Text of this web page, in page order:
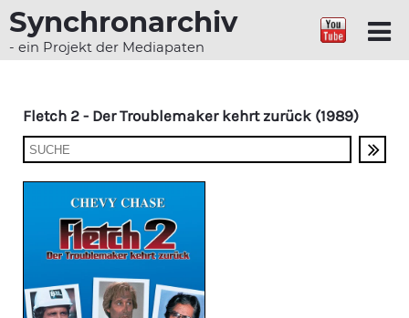
Synchronarchiv
- ein Projekt der Mediapaten
Fletch 2 - Der Troublemaker kehrt zurück (1989)